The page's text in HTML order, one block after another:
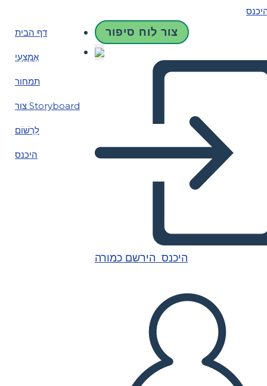
דף הבית
אֶמְצָעִי
תמחור
צור Storyboard
לִרְשׁוֹם
היכנס
צור לוח סיפור
היכנס הירשם כמורה